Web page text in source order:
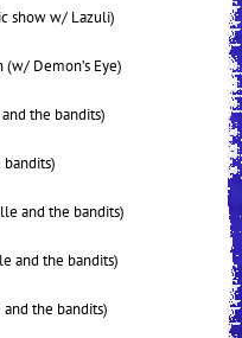
show w/ Lazuli)
Demon’s Eye)
the bandits)
and the bandits)
and the bandits)
the bandits)